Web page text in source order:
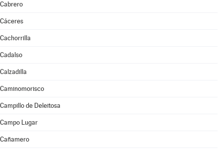
Cabrero
Cáceres
Cachorrilla
Cadalso
Calzadilla
Caminomorisco
Campillo de Deleitosa
Campo Lugar
Cañamero